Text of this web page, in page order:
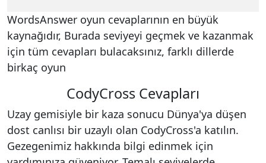
WordsAnswer oyun cevaplarının en büyük
kaynağıdır, Burada seviyeyi geçmek ve kazanmak
için tüm cevapları bulacaksınız, farklı dillerde
birkaç oyun
CodyCross Cevapları
Uzay gemisiyle bir kaza sonucu Dünya'ya düşen
dost canlısı bir uzaylı olan CodyCross'a katılın.
Gezegenimiz hakkında bilgi edinmek için